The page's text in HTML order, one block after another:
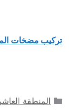
تركيب مضخات
التصنيفات
المنطقة